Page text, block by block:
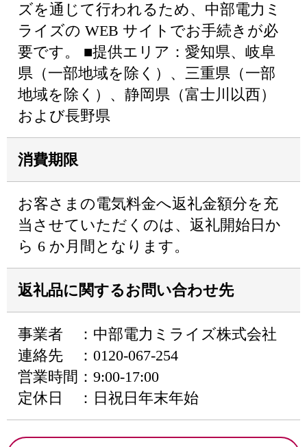
ズを通じて行われるため、中部電力ミ
ライズの WEB サイトでお手続きが必
要です。 ■提供エリア：愛知県、岐阜
県（一部地域を除く）、三重県（一部
地域を除く）、静岡県（富士川以西）
および長野県
消費期限
お客さまの電気料金へ返礼金額分を充
当させていただくのは、返礼開始日か
ら 6 か月間となります。
返礼品に関するお問い合わせ先
事業者 ：中部電力ミライズ株式会社
連絡先 ：0120-067-254
営業時間：9:00-17:00
定休日 ：日祝日年末年始